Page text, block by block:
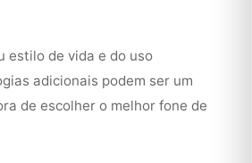
estilo de vida e do uso
adicionais podem ser um
de escolher o melhor fone de